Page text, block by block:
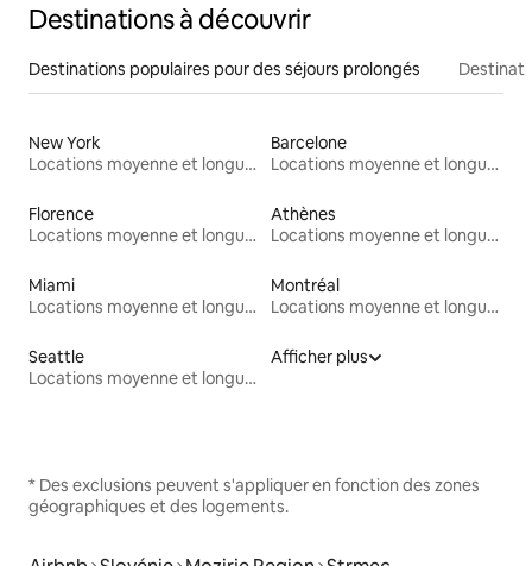
Destinations à découvrir
Destinations populaires pour des séjours prolongés
New York
Locations moyenne et longue durée
Barcelone
Locations moyenne et longue durée
Florence
Locations moyenne et longue durée
Athènes
Locations moyenne et longue durée
Miami
Locations moyenne et longue durée
Montréal
Locations moyenne et longue durée
Seattle
Locations moyenne et longue durée
Afficher plus
* Des exclusions peuvent s'appliquer en fonction des zones
géographiques et des logements.